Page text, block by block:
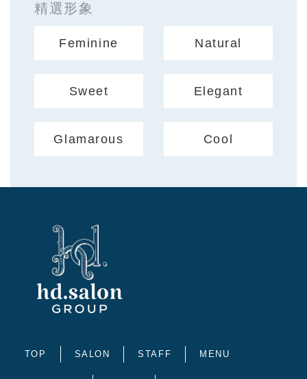
精選形象
Feminine Natural
Sweet Elegant
Glamarous Cool
TOP SALON STAFF MENU